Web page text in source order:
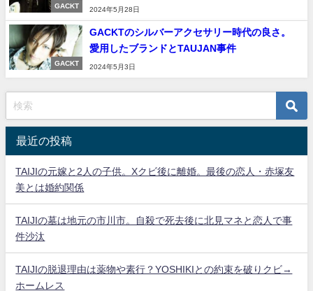
GACKT
2024年5月28日
GACKT
GACKTのシルバーアクセサリー時代の良さ。
愛用したブランドとTAUJAN事件
2024年5月3日
最近の投稿
TAIJIの元嫁と2人の子供。Xクビ後に離婚。最後の恋人・赤塚友
美とは婚約関係
TAIJIの墓は地元の市川市。自殺で死去後に北見マネと恋人で事
件沙汰
TAIJIの脱退理由は薬物や素行？YOSHIKIとの約束を破りクビ→
ホームレス